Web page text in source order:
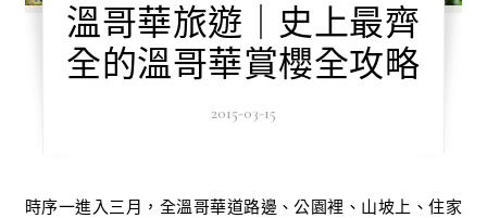
溫哥華旅遊｜史上最齊
全的溫哥華賞櫻全攻略
2015-03-15
時序一進入三月，全溫哥華道路邊、公園裡、山坡上、住家